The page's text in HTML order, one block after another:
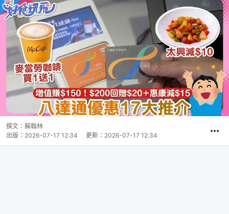
撰文： 蘇翰林
出版： 2026-07-17 12:34 更新： 2026-07-17 12:34